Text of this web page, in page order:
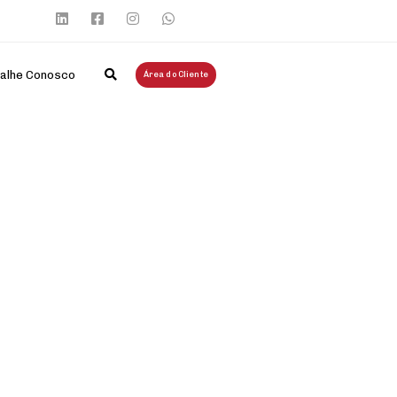
Conosco Área do Cliente